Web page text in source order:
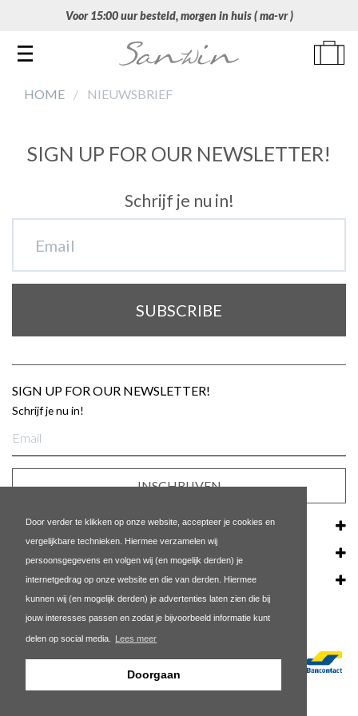
Door verder te klikken op onze website, accepteer je cookies en
vergelijkbare technieken. Hiermee verzamelen wij
persoonsgegevens en volgen wij (en mogelijk derden) je
internetgedrag op onze website en die van derden. Hiermee
kunnen wij (en mogelijk derden) je advertenties laten zien die bij
jouw interesses passen en zodat je bijvoorbeeld informatie kunt
delen op social media. Lees meer
Doorgaan
Voor 15:00 uur besteld, morgen in huis ( ma-vr )
Toggle navigation
HOME NIEUWSBRIEF
SIGN UP FOR OUR NEWSLETTER!
Schrijf je nu in!
SUBSCRIBE
SIGN UP FOR OUR NEWSLETTER!
Schrijf je nu in!
mailadres
INSCHRIJVEN
KLANTENSERVICE
ONS BEDRIJF
POPULAIRE LINKS